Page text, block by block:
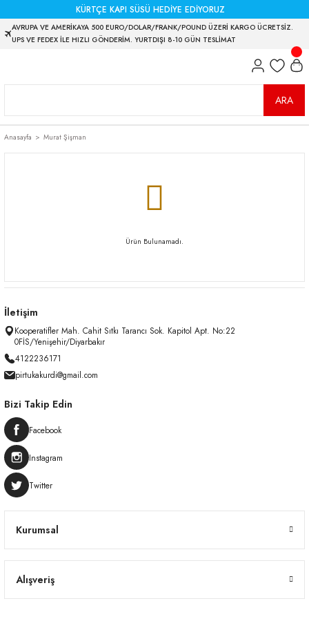
KÜRTÇE KAPI SÜSÜ HEDİYE EDİYORUZ
AVRUPA VE AMERİKAYA 500 EURO/DOLAR/FRANK/POUND ÜZERİ KARGO ÜCRETSİZ.
UPS VE FEDEX İLE HIZLI GÖNDERİM. YURTDIŞI 8-10 GÜN TESLİMAT
ARA
Anasayfa Murat Şişman
Ürün Bulunamadı.
İletişim
Kooperatifler Mah. Cahit Sıtkı Tarancı Sok. Kapitol Apt. No:22
0FİS/Yenişehir/Diyarbakır
4122236171
pirtukakurdi@gmail.com
Kurumsal
Alışveriş
Bizi Takip Edin
Facebook
Instagram
Twitter